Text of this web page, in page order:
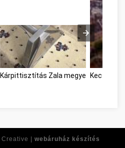
Kárpittisztítás Zala megye
Creative | webáruház készítés